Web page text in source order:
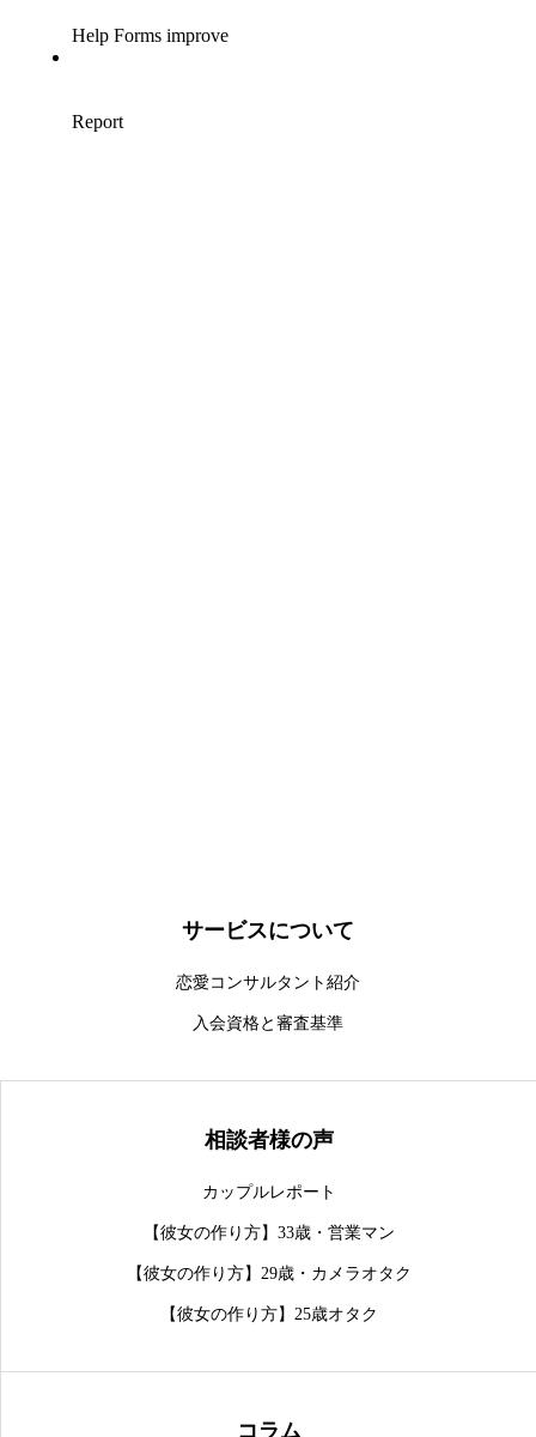
サービスについて
恋愛コンサルタント紹介
入会資格と審査基準
相談者様の声
カップルレポート
【彼女の作り方】33歳・営業マン
【彼女の作り方】29歳・カメラオタク
【彼女の作り方】25歳オタク
コラム